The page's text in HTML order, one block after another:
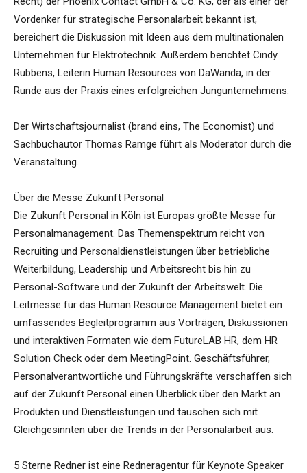
Vordenker für strategische Personalarbeit bekannt ist,
bereichert die Diskussion mit Ideen aus dem multinationalen
Unternehmen für Elektrotechnik. Außerdem berichtet Cindy
Rubbens, Leiterin Human Resources von DaWanda, in der
Runde aus der Praxis eines erfolgreichen Jungunternehmens.
Der Wirtschaftsjournalist (brand eins, The Economist) und
Sachbuchautor Thomas Ramge führt als Moderator durch die
Veranstaltung.
Über die Messe Zukunft Personal
Die Zukunft Personal in Köln ist Europas größte Messe für
Personalmanagement. Das Themenspektrum reicht von
Recruiting und Personaldienstleistungen über betriebliche
Weiterbildung, Leadership und Arbeitsrecht bis hin zu
Personal-Software und der Zukunft der Arbeitswelt. Die
Leitmesse für das Human Resource Management bietet ein
umfassendes Begleitprogramm aus Vorträgen, Diskussionen
und interaktiven Formaten wie dem FutureLAB HR, dem HR
Solution Check oder dem MeetingPoint. Geschäftsführer,
Personalverantwortliche und Führungskräfte verschaffen sich
auf der Zukunft Personal einen Überblick über den Markt an
Produkten und Dienstleistungen und tauschen sich mit
Gleichgesinnten über die Trends in der Personalarbeit aus.
5 Sterne Redner ist eine Redneragentur für Keynote Speaker